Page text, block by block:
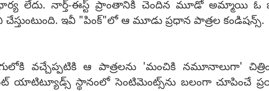
భార్య లేదు. నార్త్-ఈస్ట్ ప్రాంతానికి చెందిన మూడో అమ్మాయి ఓ
చేస్తుంటుంది. ఇవీ "పింక్"లో ఆ మూడు ప్రధాన పాత్రల కండిషన్స్.
వచ్చేప్పటికి ఆ పాత్రలను 'మంచికి నమూనాలుగా'
యాటిట్యూడ్స్ స్థానంలో సెంటిమెంట్స్‌ను బలంగా చూపించే